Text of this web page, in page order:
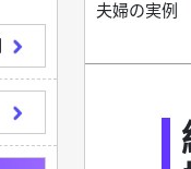
夫婦の実例